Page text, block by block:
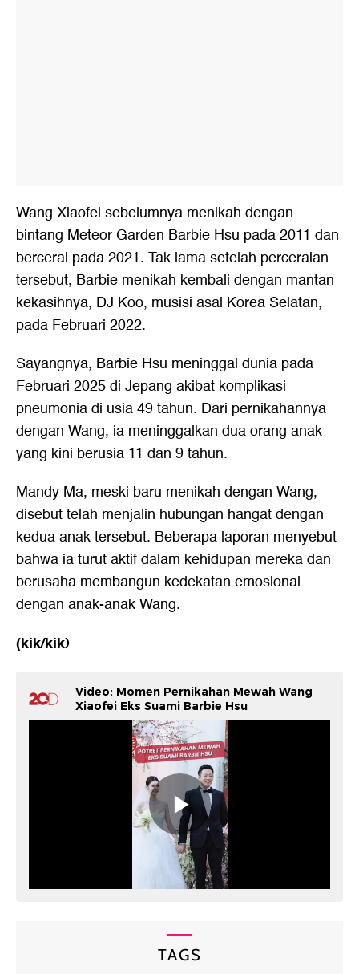
Wang Xiaofei sebelumnya menikah dengan
bintang Meteor Garden Barbie Hsu pada 2011 dan
bercerai pada 2021. Tak lama setelah perceraian
tersebut, Barbie menikah kembali dengan mantan
kekasihnya, DJ Koo, musisi asal Korea Selatan,
pada Februari 2022.
Sayangnya, Barbie Hsu meninggal dunia pada
Februari 2025 di Jepang akibat komplikasi
pneumonia di usia 49 tahun. Dari pernikahannya
dengan Wang, ia meninggalkan dua orang anak
yang kini berusia 11 dan 9 tahun.
Mandy Ma, meski baru menikah dengan Wang,
disebut telah menjalin hubungan hangat dengan
kedua anak tersebut. Beberapa laporan menyebut
bahwa ia turut aktif dalam kehidupan mereka dan
berusaha membangun kedekatan emosional
dengan anak-anak Wang.
(kik/kik)
Video: Momen Pernikahan Mewah Wang
Xiaofei Eks Suami Barbie Hsu
TAGS